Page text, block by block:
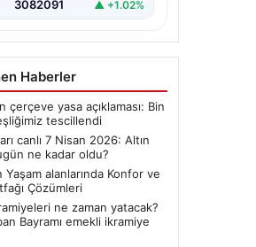
3082091 ▲ +1.02%
Haberler
çerçeve yasa açıklaması: Bin
tescillendi
canlı 7 Nisan 2026: Altın
ne kadar oldu?
Yaşam alanlarında Konfor ve
Çözümleri
ne zaman yatacak?
Bayramı emekli ikramiye